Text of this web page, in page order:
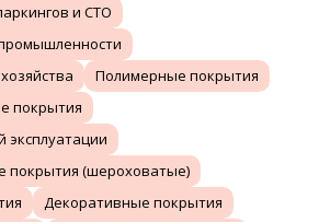
и СТО
Полимерные покрытия
покрытия
эксплуатации
покрытия (шероховатые)
Декоративные покрытия